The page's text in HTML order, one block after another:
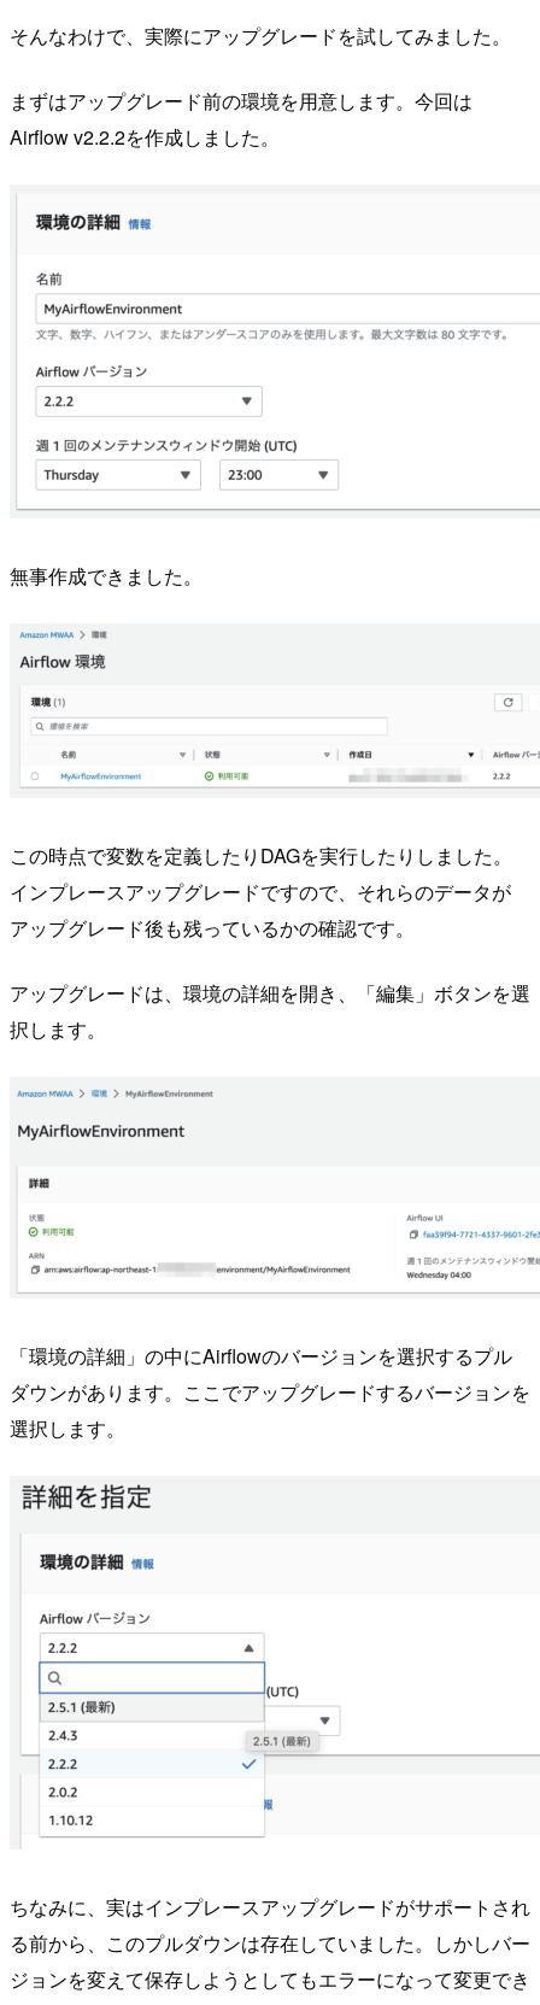
そんなわけで、実際にアップグレードを試してみました。
まずはアップグレード前の環境を用意します。今回は
Airflow v2.2.2を作成しました。
無事作成できました。
この時点で変数を定義したりDAGを実行したりしました。
インプレースアップグレードですので、それらのデータが
アップグレード後も残っているかの確認です。
アップグレードは、環境の詳細を開き、「編集」ボタンを選
択します。
「環境の詳細」の中にAirflowのバージョンを選択するプル
ダウンがあります。ここでアップグレードするバージョンを
選択します。
ちなみに、実はインプレースアップグレードがサポートされ
る前から、このプルダウンは存在していました。しかしバー
ジョンを変えて保存しようとしてもエラーになって変更でき